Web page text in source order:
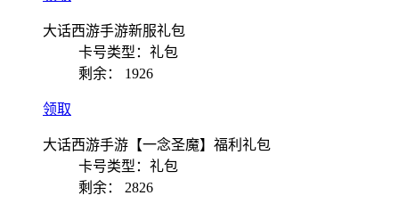
大话西游手游新服礼包
卡号类型：礼包
剩余：
1926
领取
大话西游手游【一念圣魔】福利礼包
卡号类型：礼包
剩余：
2826